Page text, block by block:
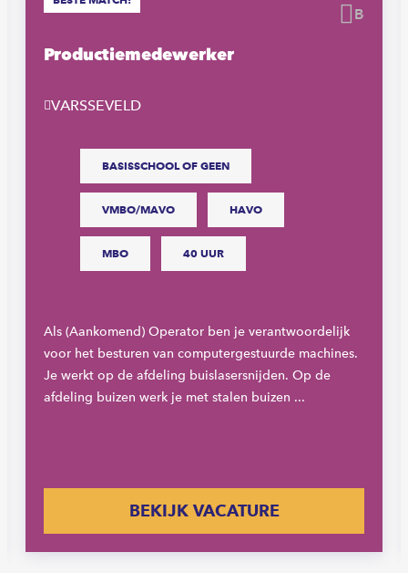
Productiemedewerker
VARSSEVELD
BASISSCHOOL OF GEEN
VMBO/MAVO HAVO
MBO 40 UUR
Als (Aankomend) Operator ben je verantwoordelijk
voor het besturen van computergestuurde machines.
Je werkt op de afdeling buislasersnijden. Op de
afdeling buizen werk je met stalen buizen ...
BEKIJK VACATURE